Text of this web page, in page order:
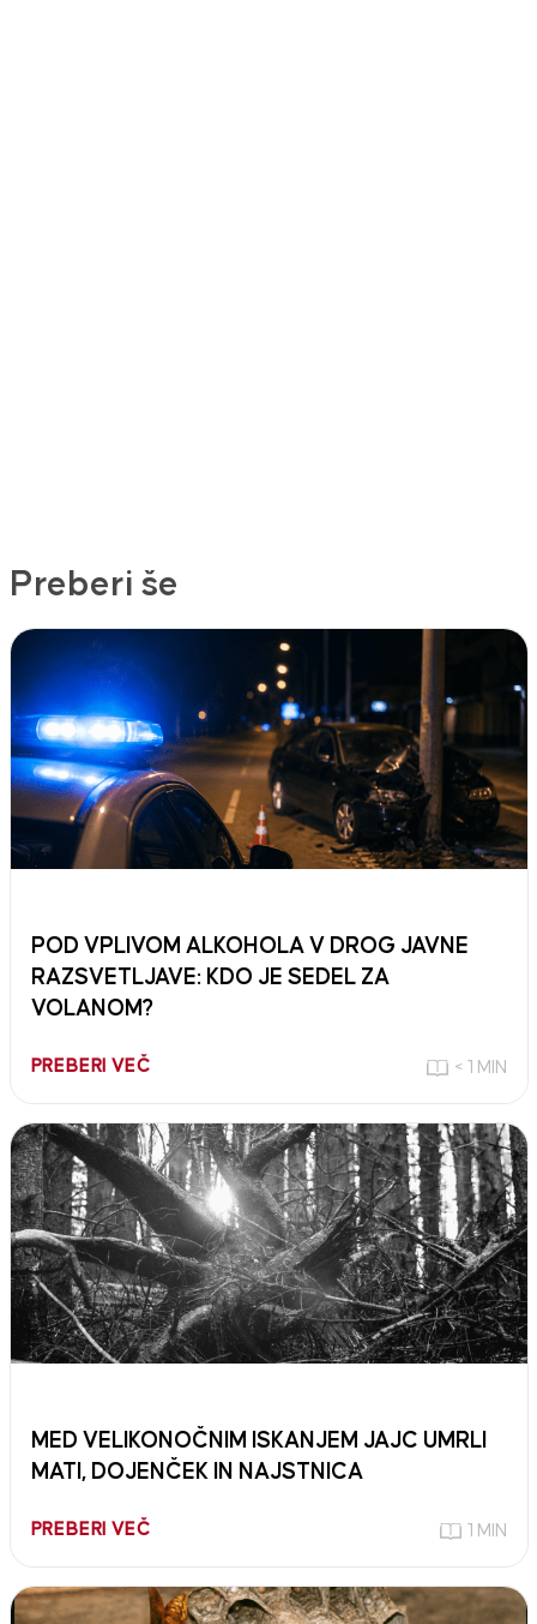
Preberi še
POD VPLIVOM ALKOHOLA V DROG JAVNE
RAZSVETLJAVE: KDO JE SEDEL ZA
VOLANOM?
PREBERI VEČ < 1 MIN
MED VELIKONOČNIM ISKANJEM JAJC UMRLI
MATI, DOJENČEK IN NAJSTNICA
PREBERI VEČ 1 MIN